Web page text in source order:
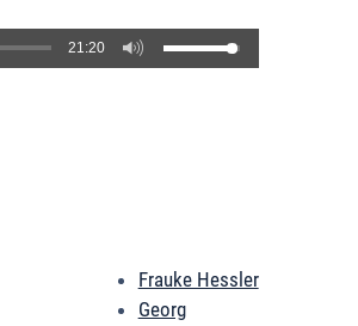
21:20
Frauke Hessler
Georg